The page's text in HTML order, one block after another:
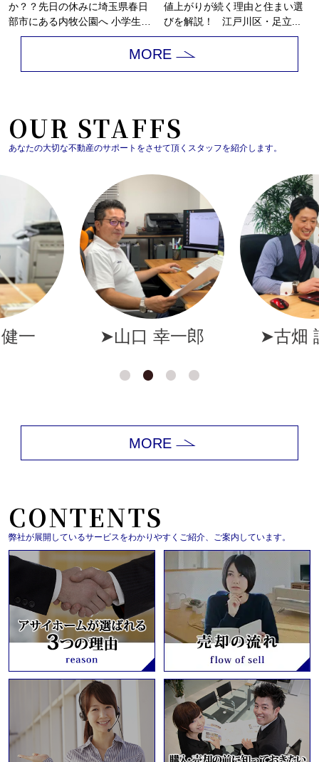
か？？先日の休みに埼玉県春日
部市にある内牧公園へ 小学生の
子供を連れて...
値上がりが続く理由と住まい選
びを解説！ 江戸川区・足立...
MORE
OUR STAFFS
あなたの大切な不動産のサポートをさせて頂くスタッフを紹介します。
郎 ➤古畑 誠一郎 ➤岩井
MORE
CONTENTS
弊社が展開しているサービスをわかりやすくご紹介、ご案内しています。